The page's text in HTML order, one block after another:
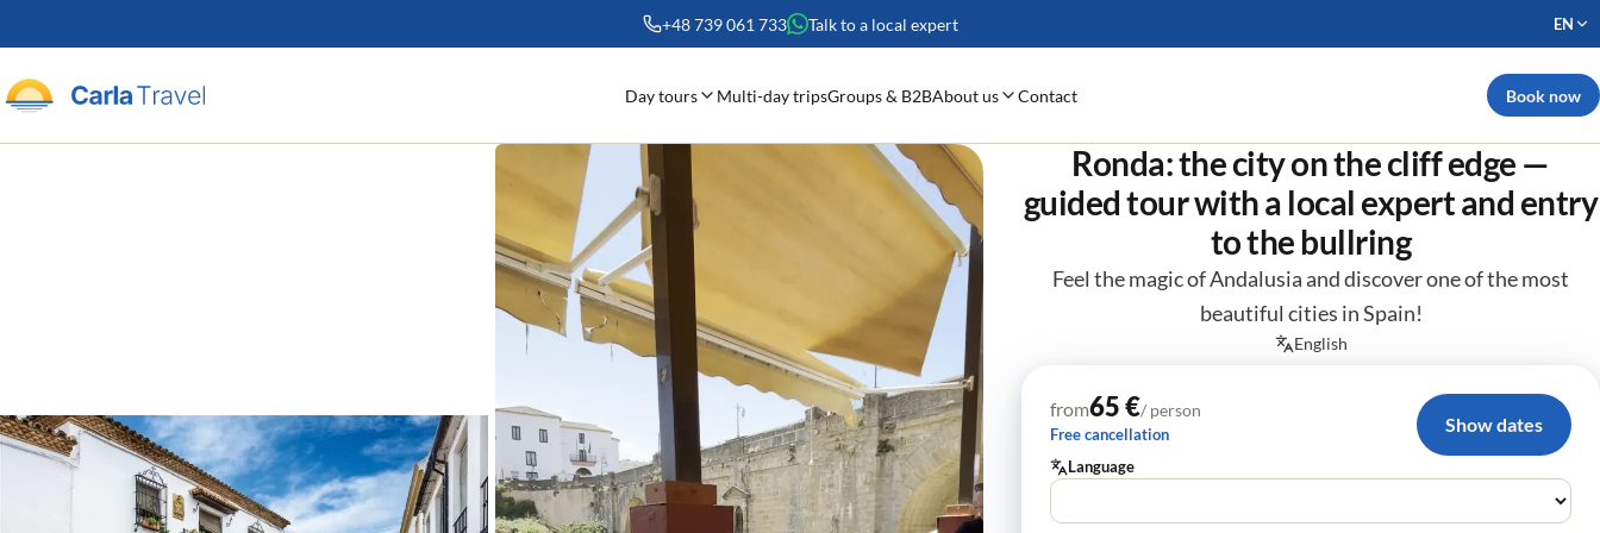
+48 739 061 733 Talk to a local expert EN
Day tours Multi-day tripsGroups & B2BAbout us Contact Book now
Ronda: the city on the cliff edge —
guided tour with a local expert and entry
to the bullring
Feel the magic of Andalusia and discover one of the most
beautiful cities in Spain!
English
from65 €/ person
Free cancellation Show dates
Language